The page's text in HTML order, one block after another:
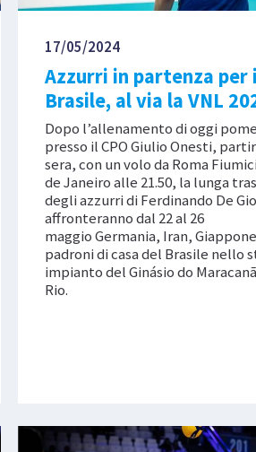
17/05/2024
Azzurri in partenza per
Brasile, al via la VNL
Dopo l’allenamento di oggi
presso il CPO Giulio Onesti,
sera, con un volo da Roma
de Janeiro alle 21.50, la lunga
degli azzurri di Ferdinando De
affronteranno dal 22 al 26
maggio Germania, Iran,
padroni di casa del Brasile nello
impianto del Ginásio do
Rio.